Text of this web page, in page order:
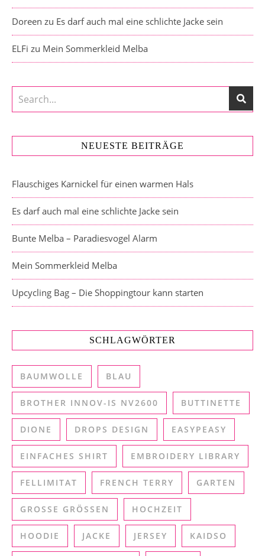
Doreen zu Es darf auch mal eine schlichte Jacke sein
ELFi zu Mein Sommerkleid Melba
NEUESTE BEITRÄGE
Flauschiges Karnickel für einen warmen Hals
Es darf auch mal eine schlichte Jacke sein
Bunte Melba – Paradiesvogel Alarm
Mein Sommerkleid Melba
Upcycling Bag – Die Shoppingtour kann starten
SCHLAGWÖRTER
BAUMWOLLE BLAU
BROTHER INNOV-IS NV2600 BUTTINETTE
DIONE DROPS DESIGN EASYPEASY
EINFACHES SHIRT EMBROIDERY LIBRARY
FELLIMITAT FRENCH TERRY GARTEN
GROSSE GRÖSSEN HOCHZEIT
HOODIE JACKE JERSEY KAIDSO